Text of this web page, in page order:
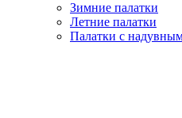
Зимние палатки
Летние палатки
Палатки с